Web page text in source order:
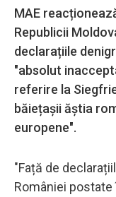
MAE
Republicii
declarațiile
"absolut
referire la
băiețașii ăștia
europene".
"Față de
României